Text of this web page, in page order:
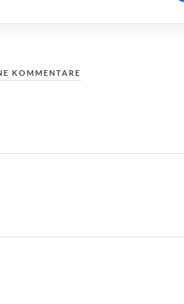
KOMMENTARE